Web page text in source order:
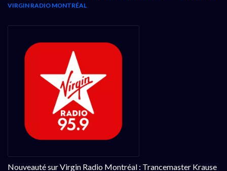
VIRGIN RADIO MONTRÉAL
Nouveauté sur Virgin Radio Montréal : Trancemaster Krause